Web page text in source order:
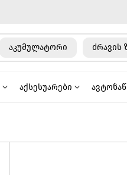
აკუმულატორი ძრავის
აქსესუარები